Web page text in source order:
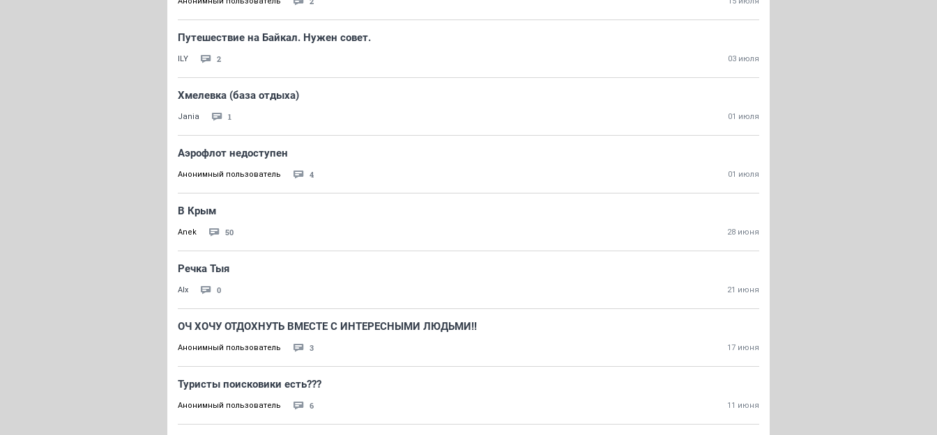
Путешествие на Байкал. Нужен совет.
ILY 2 03 июля
Хмелевка (база отдыха)
Jania 1 01 июля
Аэрофлот недоступен
Анонимный пользователь 4 01 июля
В Крым
Anek 50 28 июня
Речка Тыя
Alx 0 21 июня
ОЧ ХОЧУ ОТДОХНУТЬ ВМЕСТЕ С ИНТЕРЕСНЫМИ ЛЮДЬМИ!!
Анонимный пользователь 3 17 июня
Туристы поисковики есть???
Анонимный пользователь 6 11 июня